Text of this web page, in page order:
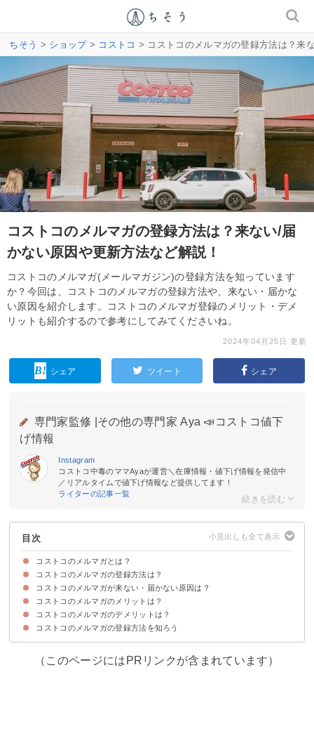
ちそう > ショップ> コストコ > コストコのメルマガの登録方法は？来
コストコのメルマガの登録方法は？来ない/届
かない原因や更新方法など解説！
コストコのメルマガ(メールマガジン)の登録方法を知っています
か？今回は、コストコのメルマガの登録方法や、来ない・届かな
い原因を紹介します。コストコのメルマガ登録のメリット・デメ
リットも紹介するので参考にしてみてくださいね。
2024年04月25日 更新
シェア ツイート シェア
専門家監修 | その他の専門家 Aya 📣コストコ値下
げ情報
Instagram
コストコ中毒のママAyaが運営＼在庫情報・値下げ情報を発信中
／リアルタイムで値下げ情報など提供してます！
ライターの記事一覧
目次
コストコのメルマガとは？
コストコのメルマガは会員限定で受信できるサービス
コストコのメルマガの登録方法は？
①コストコの有料会員になる
②コストコの公式サイトで受信設定を行う
コストコのメルマガが来ない・届かない原因は？
①コストコ会員の有効期限切れ
②メルマガ配信の登録ができていない
③迷惑メールになっている
④メールアドレスを変更する必要がある
コストコのメルマガのメリットは？
①新商品情報が届く
②クーポンが届く
③イベント情報がわかる
コストコのメルマガのデメリットは？
①届かないなどのトラブル
②メルマガの頻度が多い
コストコのメルマガの登録方法を知ろう
（このページにはPRリンクが含まれています）